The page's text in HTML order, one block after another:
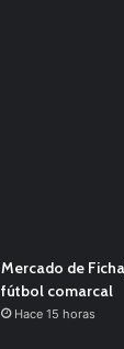
Mercado de
fútbol comarcal
Hace 15 horas